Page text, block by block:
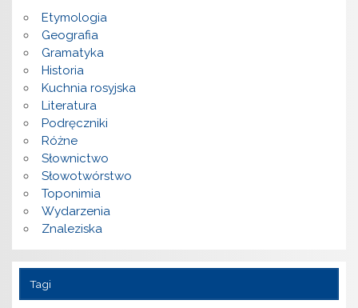
Etymologia
Geografia
Gramatyka
Historia
Kuchnia rosyjska
Literatura
Podręczniki
Różne
Słownictwo
Słowotwórstwo
Toponimia
Wydarzenia
Znaleziska
Tagi